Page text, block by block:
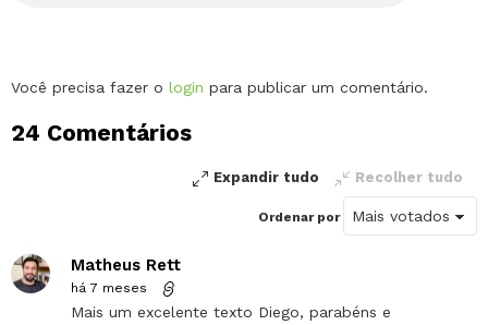
Deixe
comentário
Você precisa fazer o login para publicar um comentário.
24 Comentários
Expandir tudo Recolher tudo
Ordenar por
Matheus Rett
há 7 meses
Mais um excelente texto Diego, parabéns e